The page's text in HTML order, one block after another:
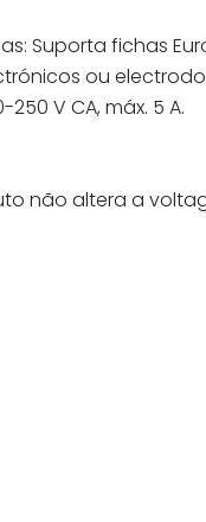
Suporta fichas
ou
V CA, máx. 5 A.
não altera a